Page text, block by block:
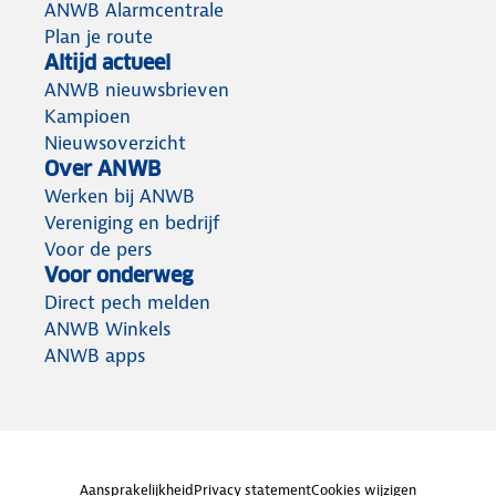
ANWB Alarmcentrale
Plan je route
Altijd actueel
ANWB nieuwsbrieven
Kampioen
Nieuwsoverzicht
Over ANWB
Werken bij ANWB
Vereniging en bedrijf
Voor de pers
Voor onderweg
Direct pech melden
ANWB Winkels
ANWB apps
AansprakelijkheidPrivacy statementCookies wijzigen